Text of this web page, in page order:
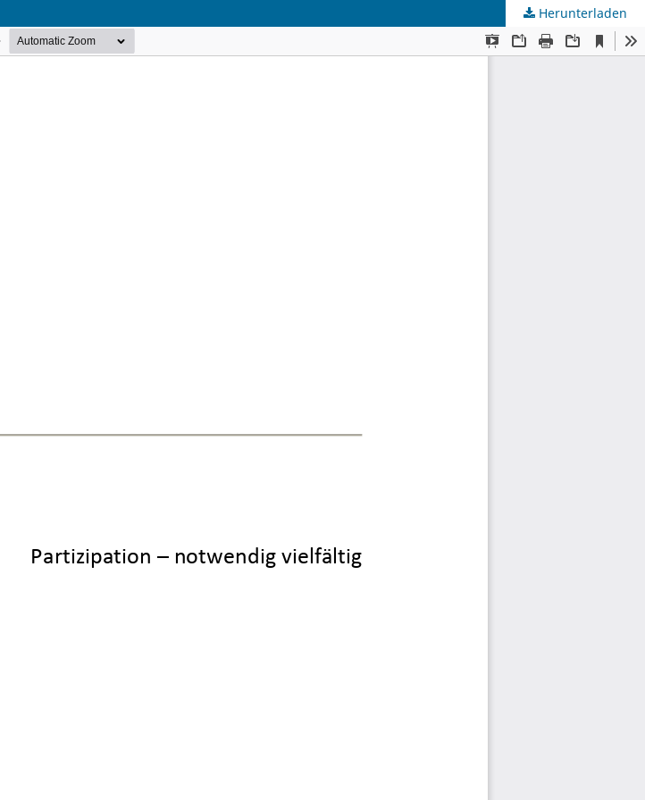
Herunterladen